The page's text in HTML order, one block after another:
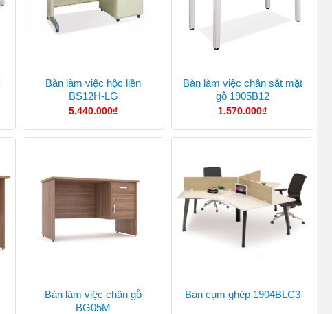
Bàn làm việc hộc liền
BS12H-LG
5.440.000₫
Bàn làm việc chân sắt mặt
gỗ 1905B12
1.570.000₫
Bàn làm việc chân gỗ
BG05M
Bàn cụm ghép 1904BLC3